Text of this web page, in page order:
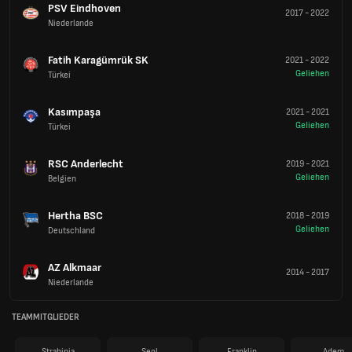
PSV Eindhoven
Niederlande
2017-2022
Fatih Karagümrük SK
Türkei
2021-2022
Geliehen
Kasımpaşa
Türkei
2021-2021
Geliehen
RSC Anderlecht
Belgien
2019-2021
Geliehen
Hertha BSC
Deutschland
2018-2019
Geliehen
AZ Alkmaar
Niederlande
2014-2017
TEAMMITGLIEDER